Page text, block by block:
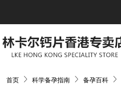
首页 科学备孕指南 备孕百科